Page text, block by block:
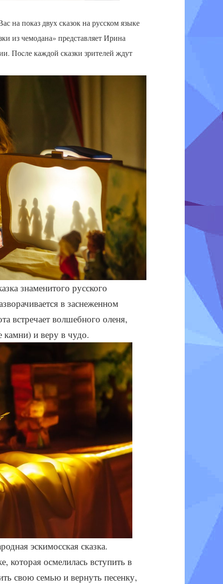
на показ двух сказок на русском языке
из чемодана» представляет Ирина
Поcле каждой сказки зрителей ждут
знаменитого русского
в заснеженном
встречает волшебного оленя,
и веру в чудо.
эскимосская сказка.
которая осмелилась вступить в
свою семью и вернуть песенку,